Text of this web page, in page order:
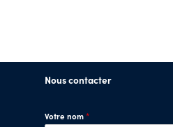
Nous contacter
Votre nom *